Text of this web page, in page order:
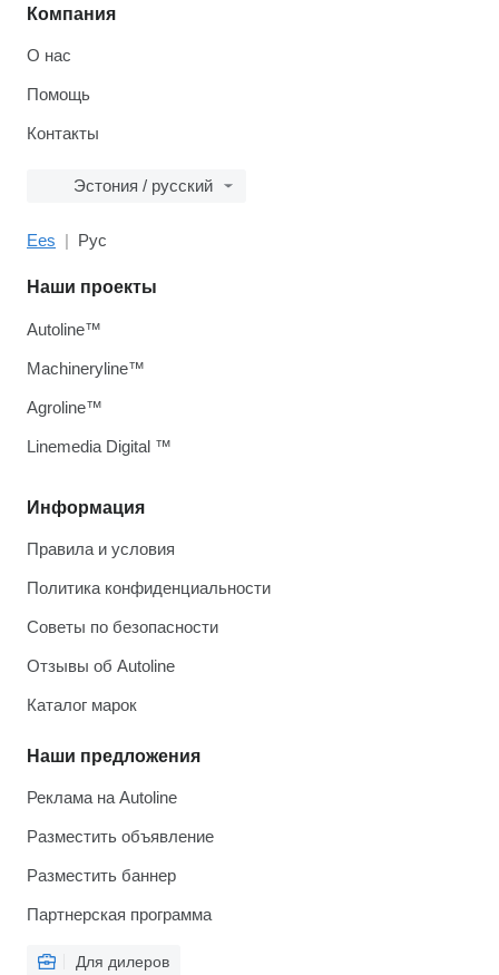
Компания
О нас
Помощь
Контакты
Эстония / русский
Ees Рус
Информация
Правила и условия
Политика конфиденциальности
Советы по безопасности
Отзывы об Autoline
Каталог марок
Наши предложения
Реклама на Autoline
Разместить объявление
Разместить баннер
Партнерская программа
Для дилеров
Наши проекты
Autoline™
Machineryline™
Agroline™
Linemedia Digital ™